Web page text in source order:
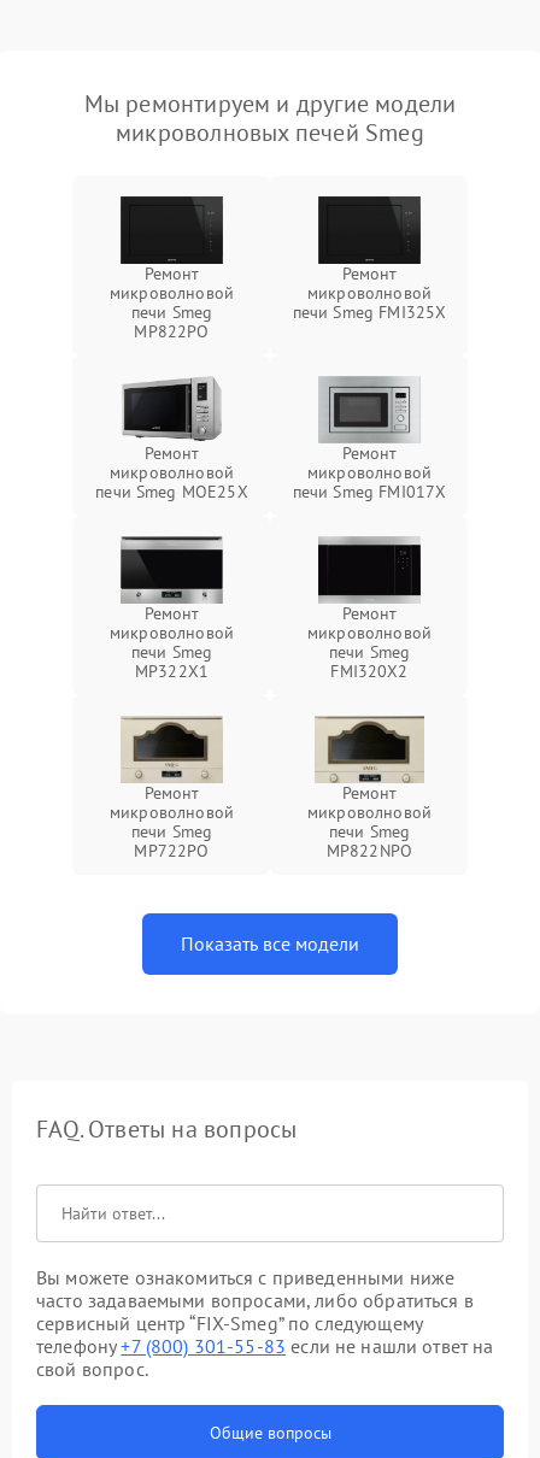
Мы ремонтируем и другие модели
микроволновых печей Smeg
Ремонт
микроволновой
печи Smeg
MP822PO
Ремонт
микроволновой
печи Smeg FMI325X
Ремонт
микроволновой
печи Smeg MOE25X
Ремонт
микроволновой
печи Smeg FMI017X
Ремонт
микроволновой
печи Smeg
MP322X1
Ремонт
микроволновой
печи Smeg
FMI320X2
Ремонт
микроволновой
печи Smeg
MP722PO
Ремонт
микроволновой
печи Smeg
MP822NPO
Показать все модели
FAQ. Ответы на вопросы
Вы можете ознакомиться с приведенными ниже
часто задаваемыми вопросами, либо обратиться в
сервисный центр “FIX-Smeg” по следующему
телефону+7 (800) 301-55-83 если не нашли ответ на
свой вопрос.
Общие вопросы